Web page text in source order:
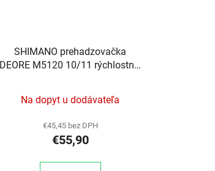
SHIMANO prehadzovačka
DEORE M5120 10/11 rýchlostná,
Na dopyt u dodávateľa
€45,45 bez DPH
€55,90